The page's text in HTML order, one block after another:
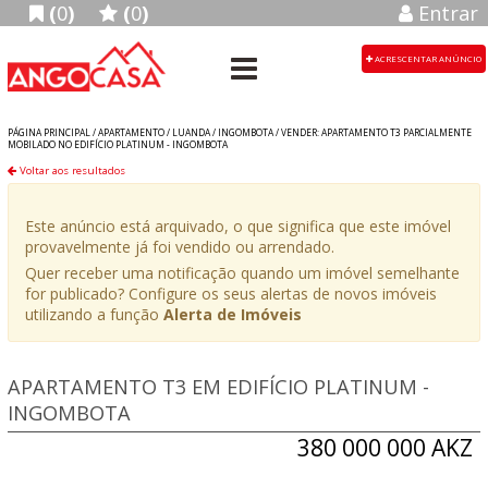
(0) (0) Entrar
ACRESCENTAR ANÚNCIO
PÁGINA PRINCIPAL /APARTAMENTO/ LUANDA/ INGOMBOTA/VENDER: APARTAMENTO T3 PARCIALMENTE
MOBILADO NO EDIFÍCIO PLATINUM - INGOMBOTA
Voltar aos resultados
Este anúncio está arquivado, o que significa que este imóvel
provavelmente já foi vendido ou arrendado.
Quer receber uma notificação quando um imóvel semelhante
for publicado? Configure os seus alertas de novos imóveis
utilizando a função Alerta de Imóveis
380 000 000 AKZ
APARTAMENTO T3 EM EDIFÍCIO PLATINUM -
INGOMBOTA